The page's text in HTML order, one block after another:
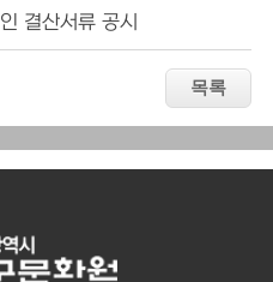
결산서류 공시